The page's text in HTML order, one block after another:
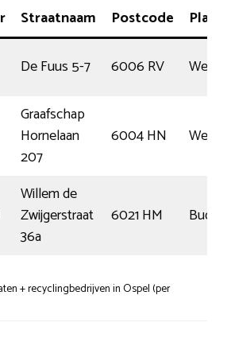
Straatnaam Postcode
Plaats
De Fuus 5-7 6006 RV Weert
Graafschap
Hornelaan
207
6004 HN Weert
Willem de
Zwijgerstraat
36a
6021 HM Budel
+ recyclingbedrijven in Ospel (per